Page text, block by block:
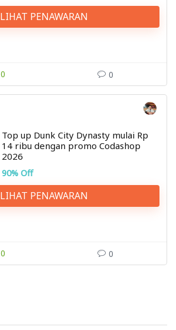
LIHAT PENAWARAN
0 0
Top up Dunk City Dynasty mulai Rp
14 ribu dengan promo Codashop
2026
90% Off
LIHAT PENAWARAN
0 0